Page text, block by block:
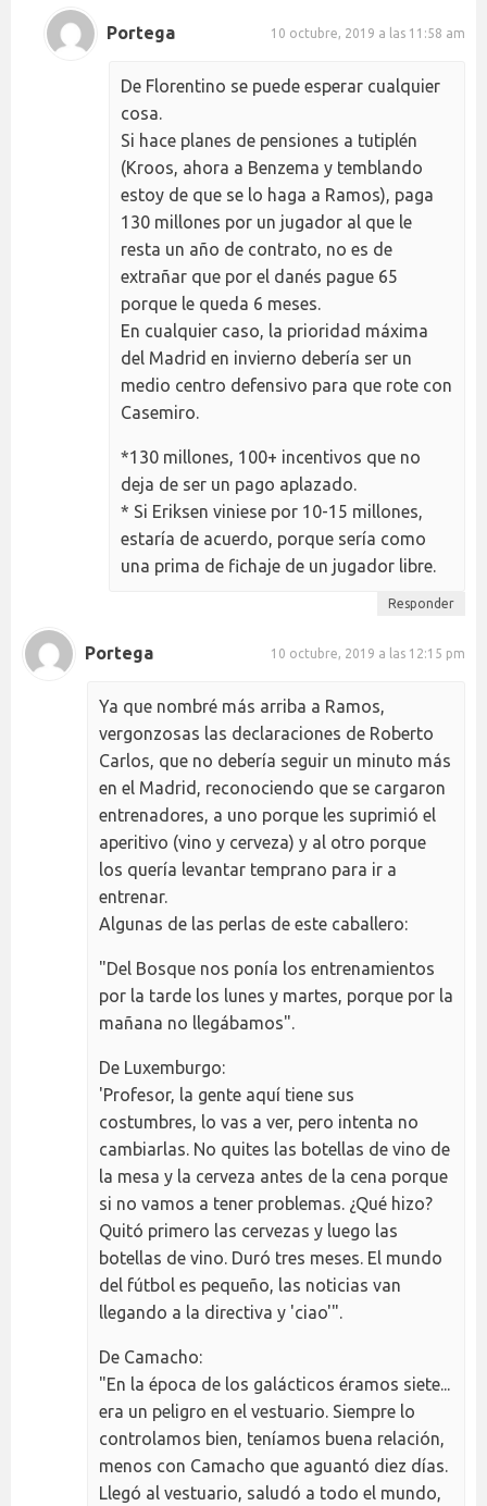
Portega 10 octubre, 2019 a las 11:58 am
De Florentino se puede esperar cualquier
cosa.
Si hace planes de pensiones a tutiplén
(Kroos, ahora a Benzema y temblando
estoy de que se lo haga a Ramos), paga
130 millones por un jugador al que le
resta un año de contrato, no es de
extrañar que por el danés pague 65
porque le queda 6 meses.
En cualquier caso, la prioridad máxima
del Madrid en invierno debería ser un
medio centro defensivo para que rote con
Casemiro.
*130 millones, 100+ incentivos que no
deja de ser un pago aplazado.
* Si Eriksen viniese por 10-15 millones,
estaría de acuerdo, porque sería como
una prima de fichaje de un jugador libre.
Responder
Portega 10 octubre, 2019 a las 12:15 pm
Ya que nombré más arriba a Ramos,
vergonzosas las declaraciones de Roberto
Carlos, que no debería seguir un minuto más
en el Madrid, reconociendo que se cargaron
entrenadores, a uno porque les suprimió el
aperitivo (vino y cerveza) y al otro porque
los quería levantar temprano para ir a
entrenar.
Algunas de las perlas de este caballero:
"Del Bosque nos ponía los entrenamientos
por la tarde los lunes y martes, porque por la
mañana no llegábamos".
De Luxemburgo:
'Profesor, la gente aquí tiene sus
costumbres, lo vas a ver, pero intenta no
cambiarlas. No quites las botellas de vino de
la mesa y la cerveza antes de la cena porque
si no vamos a tener problemas. ¿Qué hizo?
Quitó primero las cervezas y luego las
botellas de vino. Duró tres meses. El mundo
del fútbol es pequeño, las noticias van
llegando a la directiva y 'ciao'".
De Camacho:
"En la época de los galácticos éramos siete...
era un peligro en el vestuario. Siempre lo
controlamos bien, teníamos buena relación,
menos con Camacho que aguantó diez días.
Llegó al vestuario, saludó a todo el mundo,